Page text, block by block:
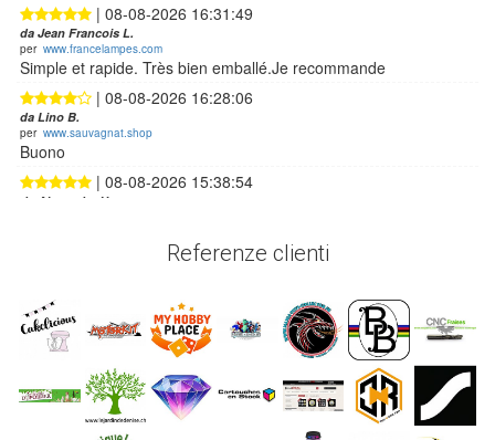
| 08-08-2026 16:31:49
da Jean Francois L.
per www.francelampes.com
Simple et rapide. Très bien emballé.Je recommande
| 08-08-2026 16:28:06
da Lino B.
per www.sauvagnat.shop
Buono
| 08-08-2026 15:38:54
da Alexandre H.
| 08-08-2026 14:43:55
www.mania-toys-collector.fr
Peut-être bien le traitement de commande le plus rapide du
monde ! Toujours un envoi extrêmement rapide et bien protégé,
| 08-08-2026 13:54:43
Referenze clienti